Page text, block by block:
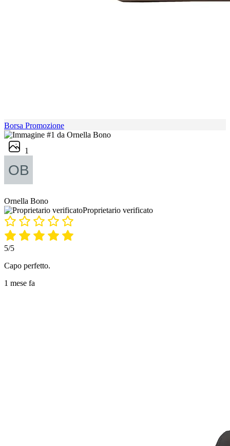
Borsa Promozione
1
Ornella Bono
Proprietario verificato
5/5
Capo perfetto.
1 mese fa